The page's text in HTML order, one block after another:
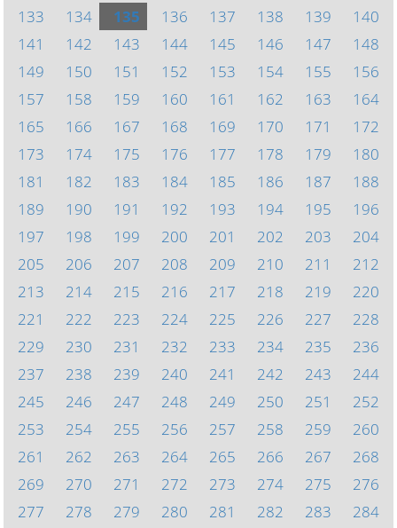
133
134 135 136 137 138 139
140
141
142 143 144 145 146 147
148
149
150 151 152 153 154 155
156
157
158 159 160 161 162 163
164
165
166 167 168 169 170 171
172
173
174 175 176 177 178 179
180
181
182 183 184 185 186 187
188
189
190 191 192 193 194 195
196
197
198 199 200 201 202 203
204
205
206 207 208 209 210 211
212
213
214 215 216 217 218 219
220
221
222 223 224 225 226 227
228
229
230 231 232 233 234 235
236
237
238 239 240 241 242 243
244
245
246 247 248 249 250 251
252
253
254 255 256 257 258 259
260
261
262 263 264 265 266 267
268
269
270 271 272 273 274 275
276
277
278 279 280 281 282 283
284